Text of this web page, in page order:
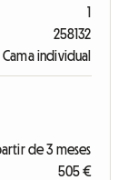
1
258132
Cama individual
de 3 meses
505 €